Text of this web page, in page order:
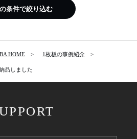
条件で絞り込む
HOME 1枚板の事例紹介
品しました